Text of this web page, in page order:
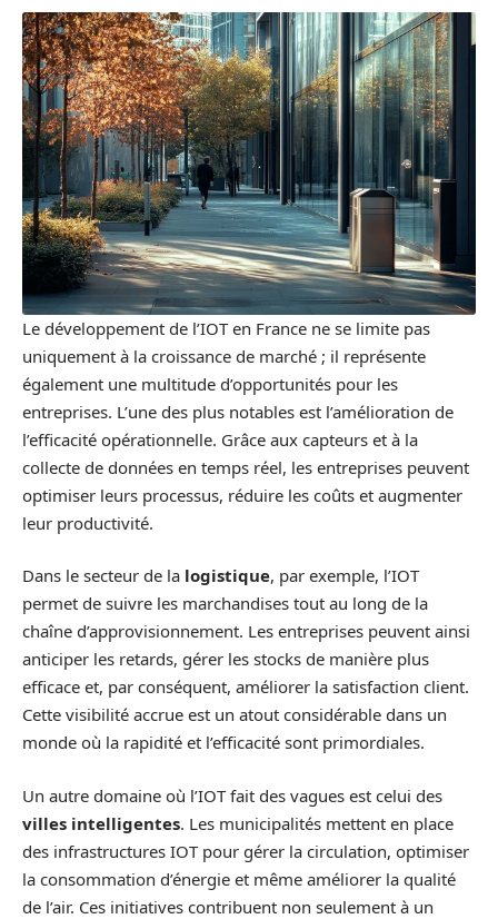
Le développement de l’IOT en France ne se limite pas
uniquement à la croissance de marché ; il représente
également une multitude d’opportunités pour les
entreprises. L’une des plus notables est l’amélioration de
l’efficacité opérationnelle. Grâce aux capteurs et à la
collecte de données en temps réel, les entreprises peuvent
optimiser leurs processus, réduire les coûts et augmenter
leur productivité.
Dans le secteur de la logistique, par exemple, l’IOT
permet de suivre les marchandises tout au long de la
chaîne d’approvisionnement. Les entreprises peuvent ainsi
anticiper les retards, gérer les stocks de manière plus
efficace et, par conséquent, améliorer la satisfaction client.
Cette visibilité accrue est un atout considérable dans un
monde où la rapidité et l’efficacité sont primordiales.
Un autre domaine où l’IOT fait des vagues est celui des
villes intelligentes. Les municipalités mettent en place
des infrastructures IOT pour gérer la circulation, optimiser
la consommation d’énergie et même améliorer la qualité
de l’air. Ces initiatives contribuent non seulement à un